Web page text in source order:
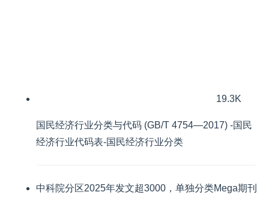
19.3K
国民经济行业分类与代码 (GB/T 4754—2017) -国民
经济行业代码表-国民经济行业分类
中科院分区2025年发文超3000，单独分类Mega期刊